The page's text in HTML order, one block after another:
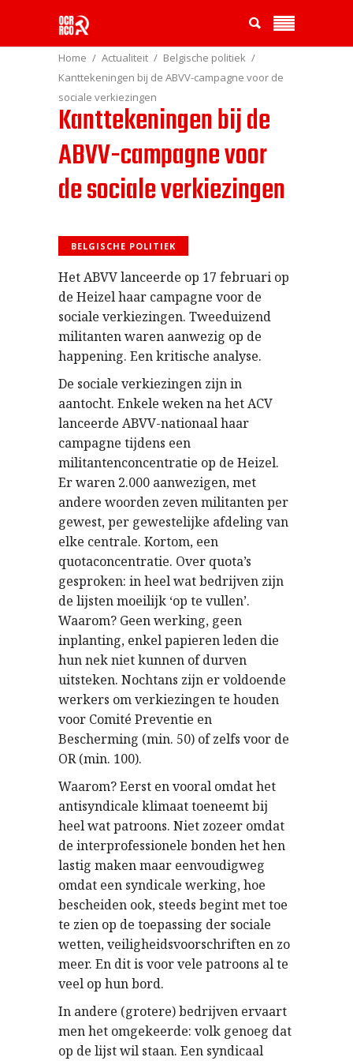
Home Actualiteit
Belgische politiek
Kanttekeningen bij de ABVV-campagne voor de
sociale verkiezingen
Kanttekeningen bij de
ABVV-campagne voor
de sociale verkiezingen
BELGISCHE POLITIEK
Het ABVV lanceerde op 17 februari op
de Heizel haar campagne voor de
sociale verkiezingen. Tweeduizend
militanten waren aanwezig op de
happening. Een kritische analyse.
De sociale verkiezingen zijn in
aantocht. Enkele weken na het ACV
lanceerde ABVV-nationaal haar
campagne tijdens een
militantenconcentratie op de Heizel.
Er waren 2.000 aanwezigen, met
andere woorden zeven militanten per
gewest, per gewestelijke afdeling van
elke centrale. Kortom, een
quotaconcentratie. Over quota’s
gesproken: in heel wat bedrijven zijn
de lijsten moeilijk ‘op te vullen’.
Waarom? Geen werking, geen
inplanting, enkel papieren leden die
hun nek niet kunnen of durven
uitsteken. Nochtans zijn er voldoende
werkers om verkiezingen te houden
voor Comité Preventie en
Bescherming (min. 50) of zelfs voor de
OR (min. 100).
Waarom? Eerst en vooral omdat het
antisyndicale klimaat toeneemt bij
heel wat patroons. Niet zozeer omdat
de interprofessionele bonden het hen
lastig maken maar eenvoudigweg
omdat een syndicale werking, hoe
bescheiden ook, steeds begint met toe
te zien op de toepassing der sociale
wetten, veiligheidsvoorschriften en zo
meer. En dit is voor vele patroons al te
veel op hun bord.
In andere (grotere) bedrijven ervaart
men het omgekeerde: volk genoeg dat
op de lijst wil staan. Een syndicaal